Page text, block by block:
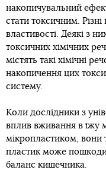
накопичувальний
стати токсичним.
властивості. Деякі з
токсичних хімічних
містять такі хімічні
накопичення цих
систему.
Коли дослідники з
вплив вживання в їжу
мікропластиком,
пластик може
баланс кишечника.